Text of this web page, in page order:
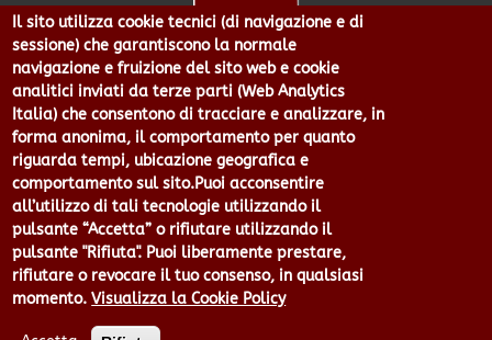
Portale Marketing Territoriale
Portale Piano Strategico Metropolitano
Portale PUMS di GenovaMetropoli
Portale Stazione Unica Appaltante
Pratico: procedimenti e istanze online
Città Metropolitana di Genova - Piazzale Mazzini 2 -16122 -
Genova | CF:80007350103 - P.Iva: 00949170104 | Codice IPA: cmge
Centralino 010 54991 Fax 010 5499244 URP 010 5499456
Num.Verde 800 509420 | P.E.C.:
pec@cert.cittametropolitana.genova.it
Privacy|Tecnologie e Accessibilità|Note Legali
sito Web
Il sito utilizza cookie tecnici (di navigazione e di
sessione) che garantiscono la normale
navigazione e fruizione del sito web e cookie
analitici inviati da terze parti (Web Analytics
Italia) che consentono di tracciare e analizzare, in
forma anonima, il comportamento per quanto
riguarda tempi, ubicazione geografica e
comportamento sul sito.Puoi acconsentire
all’utilizzo di tali tecnologie utilizzando il
pulsante “Accetta” o rifiutare utilizzando il
pulsante "Rifiuta". Puoi liberamente prestare,
rifiutare o revocare il tuo consenso, in qualsiasi
momento. Visualizza la Cookie Policy